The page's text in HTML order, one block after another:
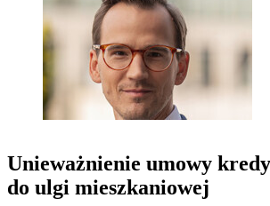
Unieważnienie umowy
do ulgi mieszkaniowej